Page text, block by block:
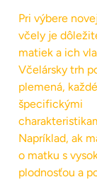
Pri výbere
včely je
matiek a ich
Včelársky trh
plemená,
špecifickými
Napríklad, ak
o matku s
plodnosťou a